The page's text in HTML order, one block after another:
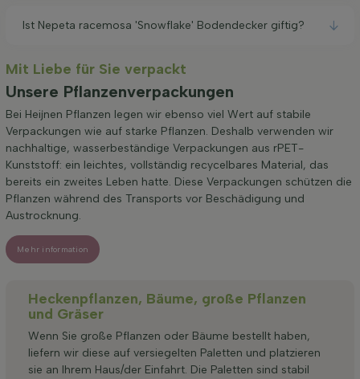
Ist Nepeta racemosa 'Snowflake' Bodendecker giftig?
Mit Liebe für Sie verpackt
Unsere Pflanzenverpackungen
Bei Heijnen Pflanzen legen wir ebenso viel Wert auf stabile
Verpackungen wie auf starke Pflanzen. Deshalb verwenden wir
nachhaltige, wasserbeständige Verpackungen aus rPET-
Kunststoff: ein leichtes, vollständig recycelbares Material, das
bereits ein zweites Leben hatte. Diese Verpackungen schützen die
Pflanzen während des Transports vor Beschädigung und
Austrocknung.
Mehr information
Heckenpflanzen, Bäume, große Pflanzen
und Gräser
Wenn Sie große Pflanzen oder Bäume bestellt haben,
liefern wir diese auf versiegelten Paletten und platzieren
sie an Ihrem Haus/der Einfahrt. Die Paletten sind stabil